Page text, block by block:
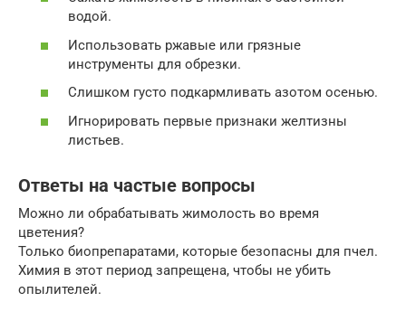
водой.
Использовать ржавые или грязные
инструменты для обрезки.
Слишком густо подкармливать азотом осенью.
Игнорировать первые признаки желтизны
листьев.
Ответы на частые вопросы
Можно ли обрабатывать жимолость во время
цветения?
Только биопрепаратами, которые безопасны для пчел.
Химия в этот период запрещена, чтобы не убить
опылителей.